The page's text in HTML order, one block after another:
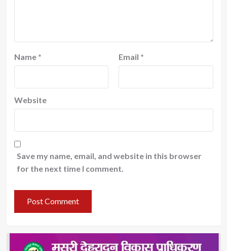
Name * Email *
Website
Save my name, email, and website in this browser
for the next time I comment.